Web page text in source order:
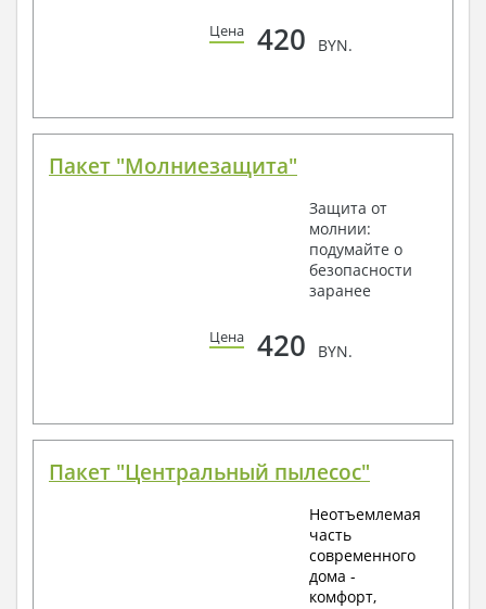
Цена 420 BYN.
Пакет "Молниезащита"
Защита от
молнии:
подумайте о
безопасности
заранее
Цена 420 BYN.
Пакет "Центральный пылесос"
Неотъемлемая
часть
современного
дома -
комфорт,